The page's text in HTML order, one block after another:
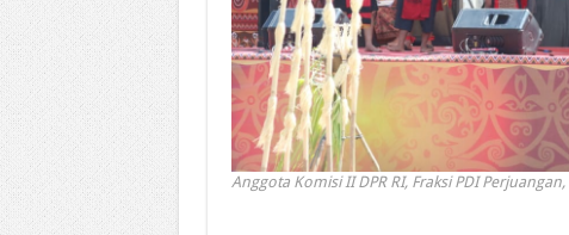
Anggota Komisi II DPR RI, Fraksi PDI